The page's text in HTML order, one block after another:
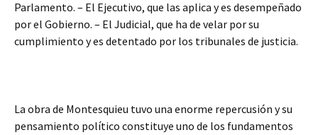
Parlamento. – El Ejecutivo, que las aplica y es desempeñado
por el Gobierno. – El Judicial, que ha de velar por su
cumplimiento y es detentado por los tribunales de justicia.
La obra de Montesquieu tuvo una enorme repercusión y su
pensamiento político constituye uno de los fundamentos